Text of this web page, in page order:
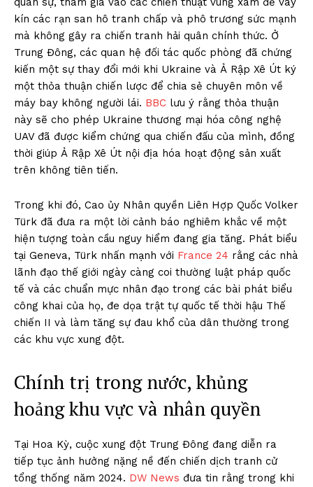
kín các rạn san hô tranh chấp và phô trương sức mạnh
mà không gây ra chiến tranh hải quân chính thức. Ở
Trung Đông, các quan hệ đối tác quốc phòng đã chứng
kiến một sự thay đổi mới khi Ukraine và Ả Rập Xê Út ký
một thỏa thuận chiến lược để chia sẻ chuyên môn về
máy bay không người lái. BBC lưu ý rằng thỏa thuận
này sẽ cho phép Ukraine thương mại hóa công nghệ
UAV đã được kiểm chứng qua chiến đấu của mình, đồng
thời giúp Ả Rập Xê Út nội địa hóa hoạt động sản xuất
trên không tiên tiến.
Trong khi đó, Cao ủy Nhân quyền Liên Hợp Quốc Volker
Türk đã đưa ra một lời cảnh báo nghiêm khắc về một
hiện tượng toàn cầu nguy hiểm đang gia tăng. Phát biểu
tại Geneva, Türk nhấn mạnh với France 24 rằng các nhà
lãnh đạo thế giới ngày càng coi thường luật pháp quốc
tế và các chuẩn mực nhân đạo trong các bài phát biểu
công khai của họ, đe dọa trật tự quốc tế thời hậu Thế
chiến II và làm tăng sự đau khổ của dân thường trong
các khu vực xung đột.
Chính trị trong nước, khủng
hoảng khu vực và nhân quyền
Tại Hoa Kỳ, cuộc xung đột Trung Đông đang diễn ra
tiếp tục ảnh hưởng nặng nề đến chiến dịch tranh cử
tổng thống năm 2024. DW News đưa tin rằng trong khi